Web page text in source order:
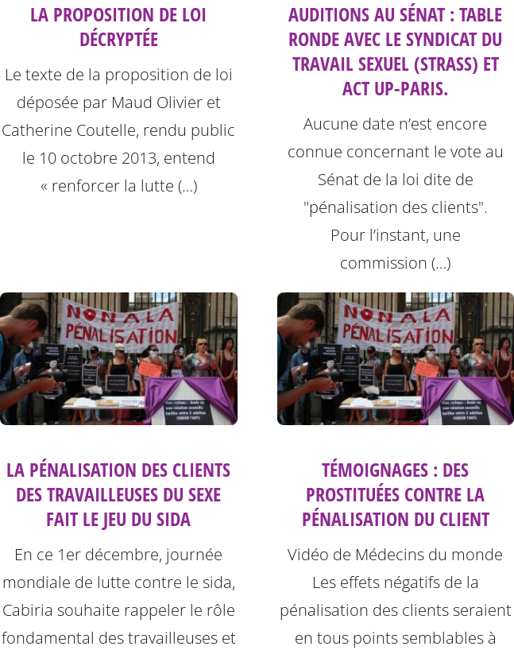
LA PROPOSITION DE LOI
DÉCRYPTÉE
Le texte de la proposition de loi
déposée par Maud Olivier et
Catherine Coutelle, rendu public
le 10 octobre 2013, entend
« renforcer la lutte (…)
AUDITIONS AU SÉNAT : TABLE
RONDE AVEC LE SYNDICAT DU
TRAVAIL SEXUEL (STRASS) ET
ACT UP-PARIS.
Aucune date n’est encore
connue concernant le vote au
Sénat de la loi dite de
"pénalisation des clients".
Pour l’instant, une
commission (…)
LA PÉNALISATION DES CLIENTS
DES TRAVAILLEUSES DU SEXE
FAIT LE JEU DU SIDA
En ce 1er décembre, journée
mondiale de lutte contre le sida,
Cabiria souhaite rappeler le rôle
fondamental des travailleuses et
TÉMOIGNAGES : DES
PROSTITUÉES CONTRE LA
PÉNALISATION DU CLIENT
Vidéo de Médecins du monde
Les effets négatifs de la
pénalisation des clients seraient
en tous points semblables à